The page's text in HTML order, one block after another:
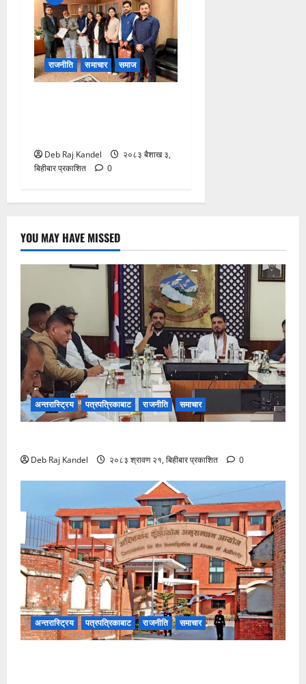
राजनीति समाचार समाज
Deb Raj Kandel
२०८३ बैशाख ३,
बिहीबार प्रकाशित
0
YOU MAY HAVE MISSED
अन्तरास्ट्रिय पत्रपत्रिकाबाट राजनीति समाचार
Deb Raj Kandel २०८३ श्रावण २१, बिहीबार प्रकाशित 0
अन्तरास्ट्रिय पत्रपत्रिकाबाट राजनीति समाचार